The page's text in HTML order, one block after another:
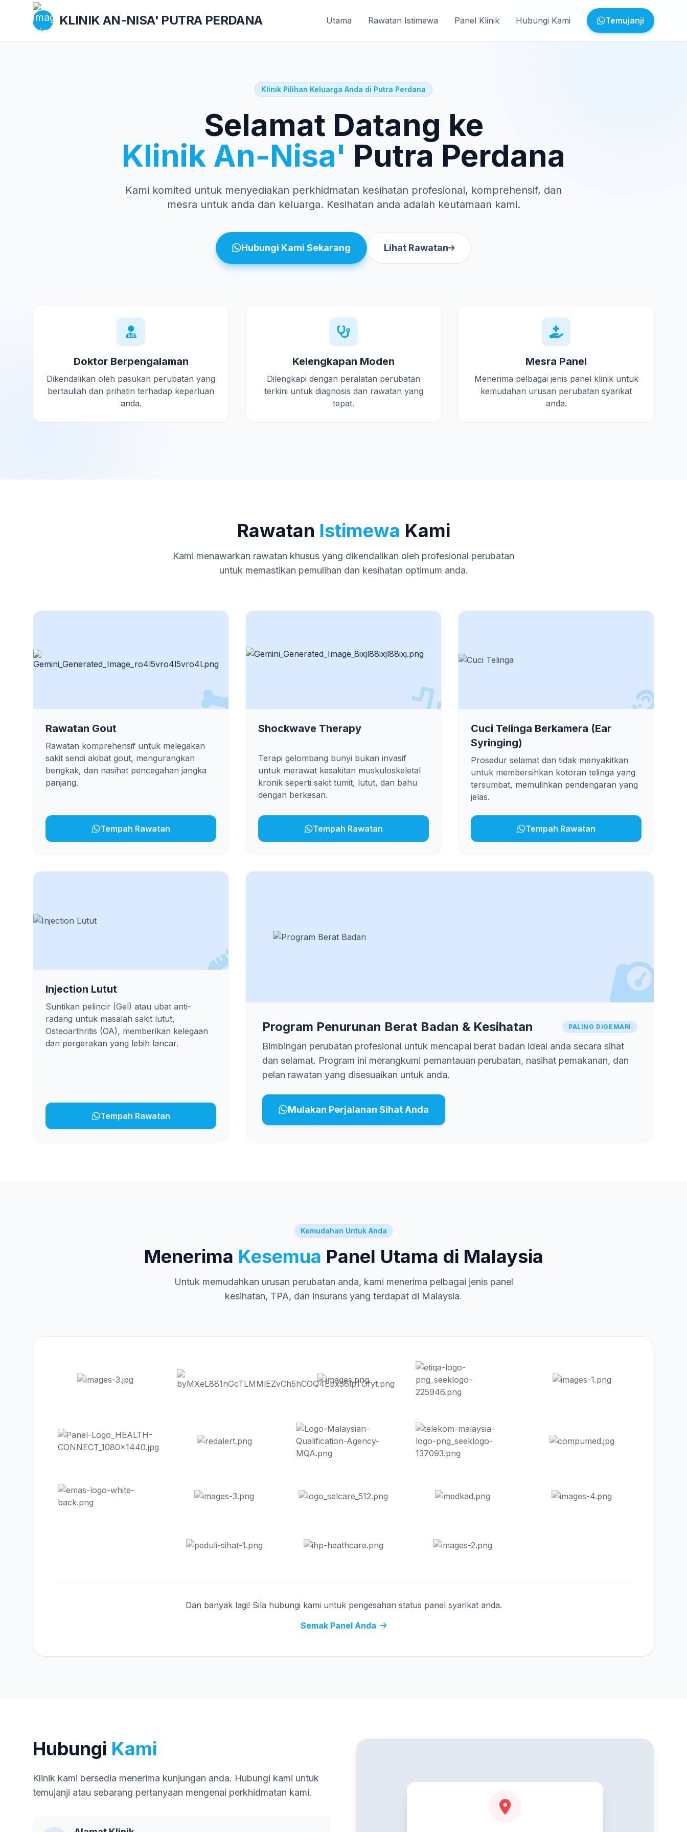
KLINIK AN-NISA' PUTRA PERDANA Utama Rawatan Istimewa Panel Klinik Hubungi Kami Temujanji
Klinik Pilihan Keluarga Anda di Putra Perdana
Selamat Datang ke
Klinik An-Nisa' Putra Perdana
Kami komited untuk menyediakan perkhidmatan kesihatan profesional, komprehensif, dan
mesra untuk anda dan keluarga. Kesihatan anda adalah keutamaan kami.
Hubungi Kami Sekarang Lihat Rawatan
Doktor Berpengalaman
Dikendalikan oleh pasukan perubatan yang
bertauliah dan prihatin terhadap keperluan
anda.
Kelengkapan Moden
Dilengkapi dengan peralatan perubatan
terkini untuk diagnosis dan rawatan yang
tepat.
Mesra Panel
Menerima pelbagai jenis panel klinik untuk
kemudahan urusan perubatan syarikat
anda.
Rawatan Istimewa Kami
Kami menawarkan rawatan khusus yang dikendalikan oleh profesional perubatan
untuk memastikan pemulihan dan kesihatan optimum anda.
Rawatan Gout
Rawatan komprehensif untuk melegakan
sakit sendi akibat gout, mengurangkan
bengkak, dan nasihat pencegahan jangka
panjang.
Tempah Rawatan
Shockwave Therapy
Terapi gelombang bunyi bukan invasif
untuk merawat kesakitan muskuloskeletal
kronik seperti sakit tumit, lutut, dan bahu
dengan berkesan.
Tempah Rawatan
Cuci Telinga Berkamera (Ear
Syringing)
Prosedur selamat dan tidak menyakitkan
untuk membersihkan kotoran telinga yang
tersumbat, memulihkan pendengaran yang
jelas.
Tempah Rawatan
Injection Lutut
Suntikan pelincir (Gel) atau ubat anti-
radang untuk masalah sakit lutut,
Osteoarthritis (OA), memberikan kelegaan
dan pergerakan yang lebih lancar.
Tempah Rawatan
Program Penurunan Berat Badan & Kesihatan PALING DIGEMARI
Bimbingan perubatan profesional untuk mencapai berat badan ideal anda secara sihat
dan selamat. Program ini merangkumi pemantauan perubatan, nasihat pemakanan, dan
pelan rawatan yang disesuaikan untuk anda.
Mulakan Perjalanan Sihat Anda
Kemudahan Untuk Anda
Menerima Kesemua Panel Utama di Malaysia
Untuk memudahkan urusan perubatan anda, kami menerima pelbagai jenis panel
kesihatan, TPA, dan insurans yang terdapat di Malaysia.
Dan banyak lagi! Sila hubungi kami untuk pengesahan status panel syarikat anda.
Semak Panel Anda
Hubungi Kami
Klinik kami bersedia menerima kunjungan anda. Hubungi kami untuk
temujanji atau sebarang pertanyaan mengenai perkhidmatan kami.